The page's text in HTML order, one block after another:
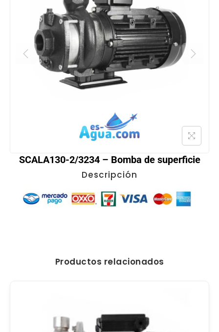
SCALA130-2/3234 – Bomba de superficie
Descripción
Productos relacionados